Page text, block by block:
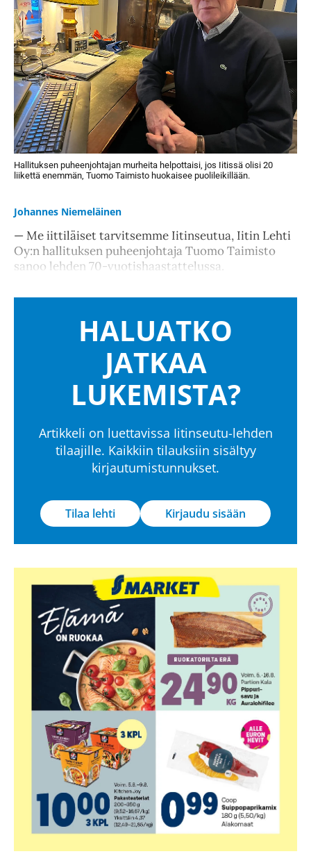
Hallituksen puheenjohtajan murheita helpottaisi, jos Iitissä olisi 20
liikettä enemmän, Tuomo Taimisto huokaisee puolileikillään.
Johannes Niemeläinen
— Me iittiläiset tarvitsemme Iitinseutua, Iitin Lehti
Oy:n hallituksen puheenjohtaja Tuomo Taimisto
sanoo lehden 70-vuotishaastattelussa.
HALUATKO
JATKAA
LUKEMISTA?
Artikkeli on luettavissa Iitinseutu-lehden
tilaajille. Kaikkiin tilauksiin sisältyy
kirjautumistunnukset.
Tilaa lehti Kirjaudu sisään